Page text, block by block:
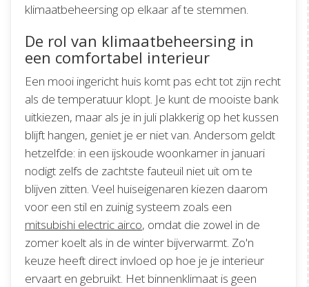
klimaatbeheersing op elkaar af te stemmen.
De rol van klimaatbeheersing in
een comfortabel interieur
Een mooi ingericht huis komt pas echt tot zijn recht
als de temperatuur klopt. Je kunt de mooiste bank
uitkiezen, maar als je in juli plakkerig op het kussen
blijft hangen, geniet je er niet van. Andersom geldt
hetzelfde: in een ijskoude woonkamer in januari
nodigt zelfs de zachtste fauteuil niet uit om te
blijven zitten. Veel huiseigenaren kiezen daarom
voor een stil en zuinig systeem zoals een
mitsubishi electric airco, omdat die zowel in de
zomer koelt als in de winter bijverwarmt. Zo'n
keuze heeft direct invloed op hoe je je interieur
ervaart en gebruikt. Het binnenklimaat is geen